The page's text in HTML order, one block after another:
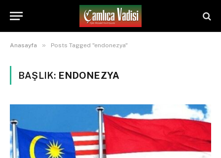
Anasayfa » Posts Tagged "endonezya"
BAŞLIK: ENDONEZYA